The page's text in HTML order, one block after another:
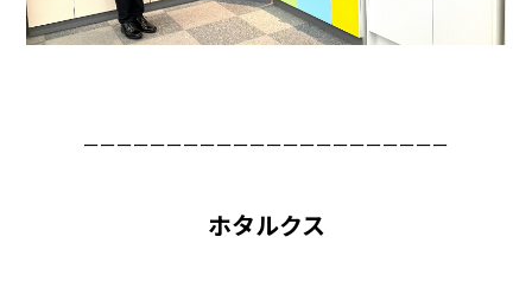
ーーーーーーーーーーーーーーーーーーーーーー
ホタルクス